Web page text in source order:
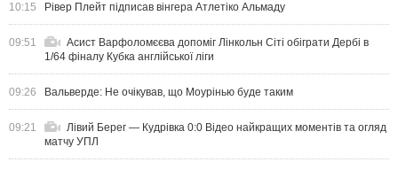
10:15 Рівер Плейт підписав вінгера Атлетіко Альмаду
09:51
Асист Варфоломєєва допоміг Лінкольн Сіті обіграти Дербі в
1/64 фіналу Кубка англійської ліги
09:26 Вальверде: Не очікував, що Моурінью буде таким
09:21
Лівий Берег — Кудрівка 0:0 Відео найкращих моментів та огляд
матчу УПЛ